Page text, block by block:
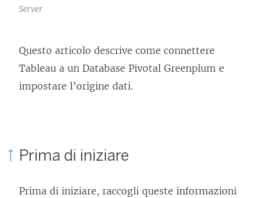
Server
Questo articolo descrive come connettere
Tableau a un Database Pivotal Greenplum e
impostare l’origine dati.
Prima di iniziare
Prima di iniziare, raccogli queste informazioni